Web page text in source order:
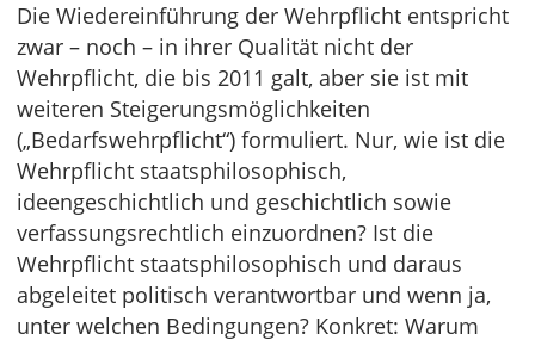
Die Wiedereinführung der Wehrpflicht entspricht
zwar – noch – in ihrer Qualität nicht der
Wehrpflicht, die bis 2011 galt, aber sie ist mit
weiteren Steigerungsmöglichkeiten
(„Bedarfswehrpflicht“) formuliert. Nur, wie ist die
Wehrpflicht staatsphilosophisch,
ideengeschichtlich und geschichtlich sowie
verfassungsrechtlich einzuordnen? Ist die
Wehrpflicht staatsphilosophisch und daraus
abgeleitet politisch verantwortbar und wenn ja,
unter welchen Bedingungen? Konkret: Warum